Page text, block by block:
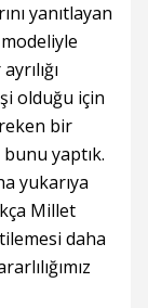
yanıtlayan
olduğu için
bir
yaptık.
yukarıya
Millet
daha